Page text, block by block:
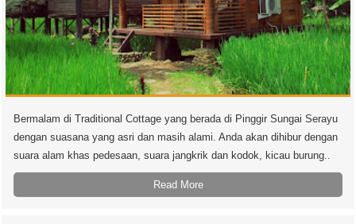
Bermalam di Traditional Cottage yang berada di Pinggir Sungai Serayu
dengan suasana yang asri dan masih alami. Anda akan dihibur dengan
suara alam khas pedesaan, suara jangkrik dan kodok, kicau burung..
Read More